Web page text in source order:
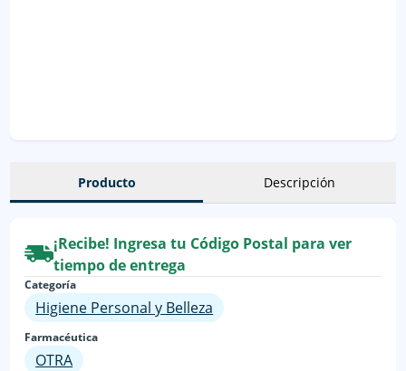
Producto Descripción
¡Recibe! Ingresa tu Código Postal para ver
tiempo de entrega
Categoría
Higiene Personal y Belleza
Farmacéutica
OTRA